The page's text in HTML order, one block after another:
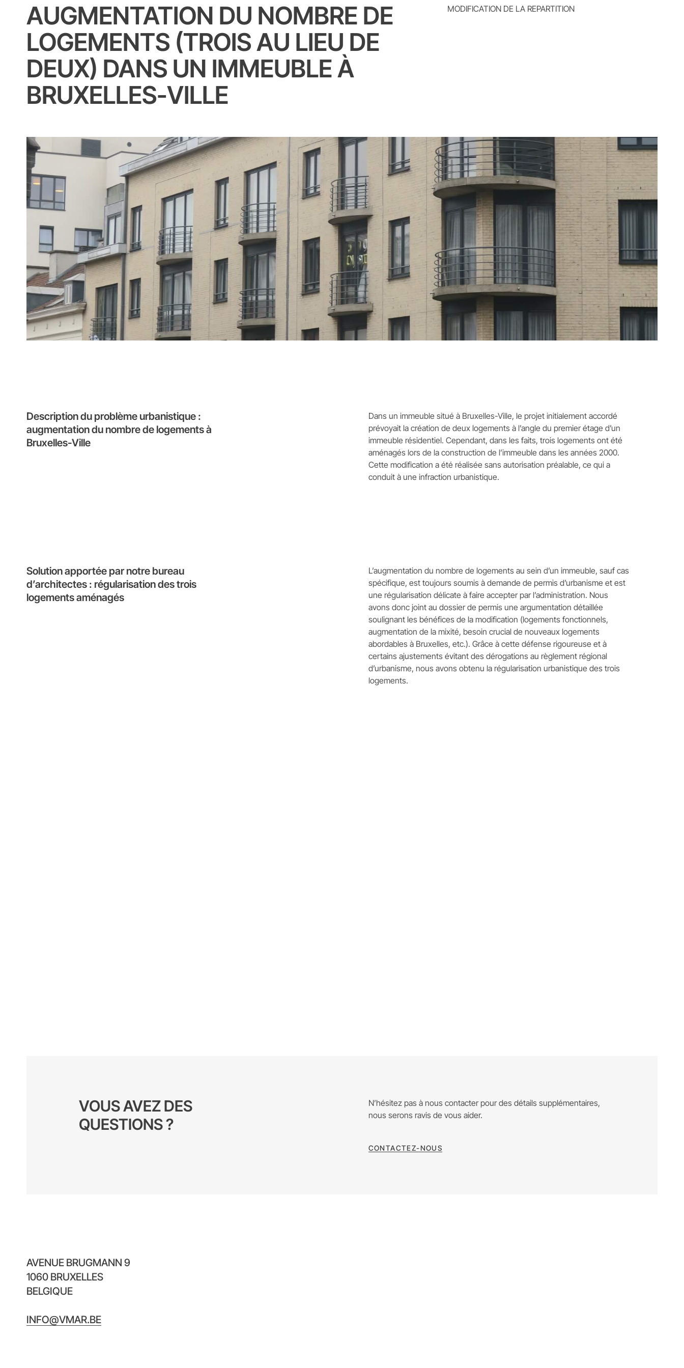
AUGMENTATION DU NOMBRE DE
LOGEMENTS (TROIS AU LIEU DE
DEUX) DANS UN IMMEUBLE À
BRUXELLES-VILLE
MODIFICATION DE LA REPARTITION
Description du problème urbanistique :
augmentation du nombre de logements à
Bruxelles-Ville
Dans un immeuble situé à Bruxelles-Ville, le projet initialement accordé
prévoyait la création de deux logements à l’angle du premier étage d’un
immeuble résidentiel. Cependant, dans les faits, trois logements ont été
aménagés lors de la construction de l’immeuble dans les années 2000.
Cette modification a été réalisée sans autorisation préalable, ce qui a
conduit à une infraction urbanistique.
Solution apportée par notre bureau
d’architectes : régularisation des trois
logements aménagés
L’augmentation du nombre de logements au sein d’un immeuble, sauf cas
spécifique, est toujours soumis à demande de permis d’urbanisme et est
une régularisation délicate à faire accepter par l’administration. Nous
avons donc joint au dossier de permis une argumentation détaillée
soulignant les bénéfices de la modification (logements fonctionnels,
augmentation de la mixité, besoin crucial de nouveaux logements
abordables à Bruxelles, etc.). Grâce à cette défense rigoureuse et à
certains ajustements évitant des dérogations au règlement régional
d’urbanisme, nous avons obtenu la régularisation urbanistique des trois
logements.
VOUS AVEZ DES
QUESTIONS ?
N’hésitez pas à nous contacter pour des détails supplémentaires,
nous serons ravis de vous aider.
CONTACTEZ-NOUS
AVENUE BRUGMANN 9
1060 BRUXELLES
BELGIQUE
INFO@VMAR.BE